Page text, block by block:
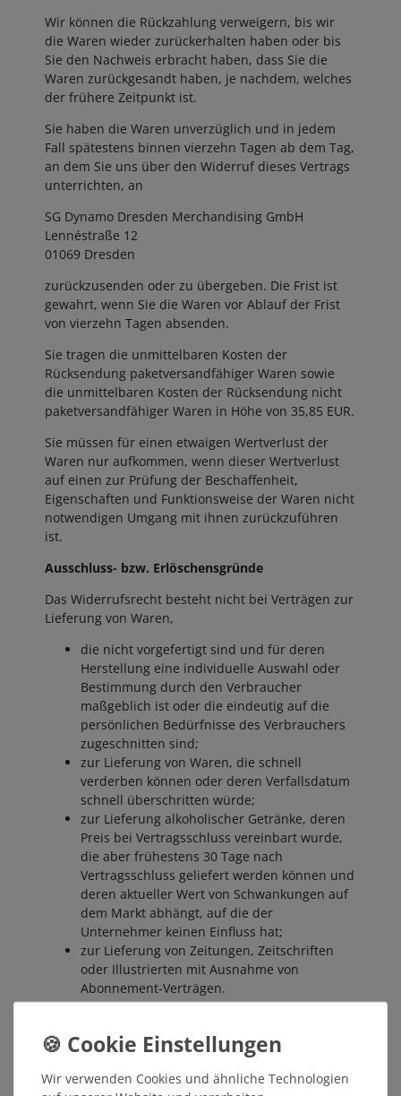
Wir können die Rückzahlung verweigern, bis wir
die Waren wieder zurückerhalten haben oder bis
Sie den Nachweis erbracht haben, dass Sie die
Waren zurückgesandt haben, je nachdem, welches
der frühere Zeitpunkt ist.
Sie haben die Waren unverzüglich und in jedem
Fall spätestens binnen vierzehn Tagen ab dem Tag,
an dem Sie uns über den Widerruf dieses Vertrags
unterrichten, an
SG Dynamo Dresden Merchandising GmbH
Lennéstraße 12
01069 Dresden
zurückzusenden oder zu übergeben. Die Frist ist
gewahrt, wenn Sie die Waren vor Ablauf der Frist
von vierzehn Tagen absenden.
Sie tragen die unmittelbaren Kosten der
Rücksendung paketversandfähiger Waren sowie
die unmittelbaren Kosten der Rücksendung nicht
paketversandfähiger Waren in Höhe von 35,85 EUR.
Sie müssen für einen etwaigen Wertverlust der
Waren nur aufkommen, wenn dieser Wertverlust
auf einen zur Prüfung der Beschaffenheit,
Eigenschaften und Funktionsweise der Waren nicht
notwendigen Umgang mit ihnen zurückzuführen
ist.
Ausschluss- bzw. Erlöschensgründe
Das Widerrufsrecht besteht nicht bei Verträgen zur
Lieferung von Waren,
die nicht vorgefertigt sind und für deren
Herstellung eine individuelle Auswahl oder
Bestimmung durch den Verbraucher
maßgeblich ist oder die eindeutig auf die
persönlichen Bedürfnisse des Verbrauchers
zugeschnitten sind;
zur Lieferung von Waren, die schnell
verderben können oder deren Verfallsdatum
schnell überschritten würde;
zur Lieferung alkoholischer Getränke, deren
Preis bei Vertragsschluss vereinbart wurde,
die aber frühestens 30 Tage nach
Vertragsschluss geliefert werden können und
deren aktueller Wert von Schwankungen auf
dem Markt abhängt, auf die der
Unternehmer keinen Einfluss hat;
zur Lieferung von Zeitungen, Zeitschriften
oder Illustrierten mit Ausnahme von
Abonnement-Verträgen.
zur Lieferung versiegelter Waren, die aus
Gründen des Gesundheitsschutzes oder der
Hygiene nicht zur Rückgabe geeignet sind,
Wir verwenden Cookies und ähnliche Technologien